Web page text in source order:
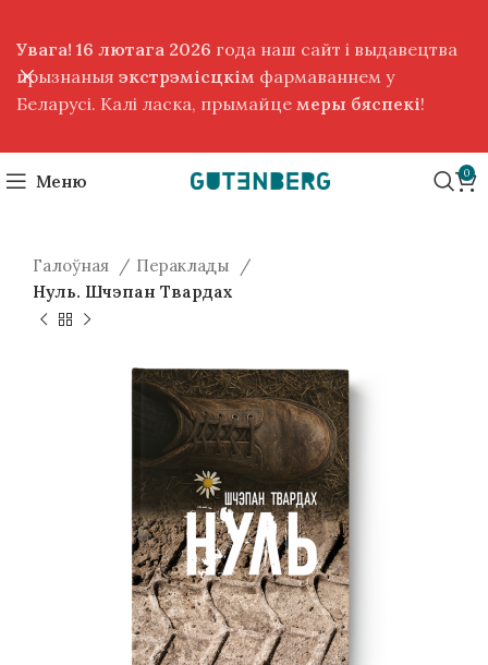
Меню 0
Галоўная
Пераклады
Нуль. Шчэпан Твардах
Увага! 16 лютага 2026 года наш сайт і выдавецтва
прызнаныя экстрэмісцкім фармаваннем у
Беларусі. Калі ласка, прымайце меры бяспекі!